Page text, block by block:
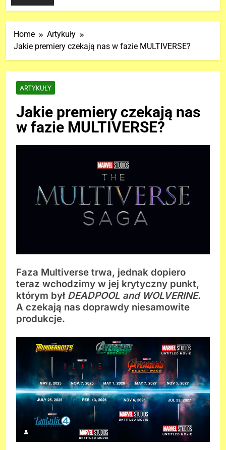
Home
Artykuły
Jakie premiery czekają nas w fazie MULTIVERSE?
ARTYKUŁY
Jakie premiery czekają nas
w fazie MULTIVERSE?
Faza Multiverse trwa, jednak dopiero
teraz wchodzimy w jej krytyczny punkt,
którym był DEADPOOL and WOLVERINE.
A czekają nas doprawdy niesamowite
produkcje.